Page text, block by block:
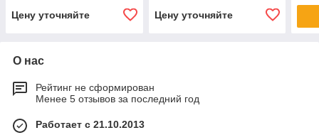
Цену уточняйте Цену уточняйте
О нас
Рейтинг не сформирован
Менее 5 отзывов за последний год
Работает с 21.10.2013